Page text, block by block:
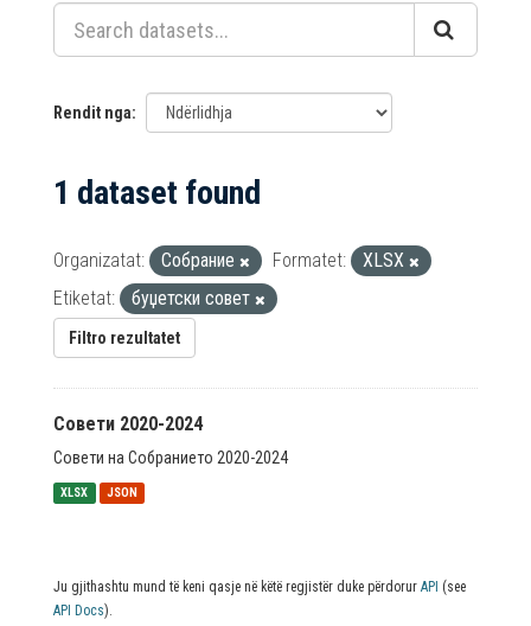
Rendit nga
1 dataset found
Organizatat: Собрание Formatet:
XLSX
Etiketat:
буџетски совет
Filtro rezultatet
Совети 2020-2024
Совети на Собранието 2020-2024
XLSX JSON
Ju gjithashtu mund të keni qasje në këtë regjistër duke përdorur API (see
API Docs).